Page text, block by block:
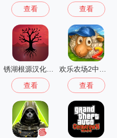
查看 查看
查看 查看